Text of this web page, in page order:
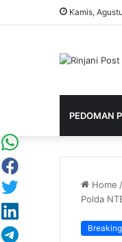
Kamis,
PEDOMAN
Home /
Polda